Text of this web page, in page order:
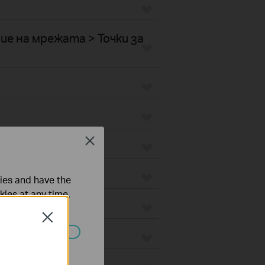
на мрежата > Точки за
Close
and have the
at any time.
in your
Close